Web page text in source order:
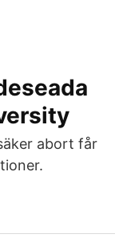
abort får